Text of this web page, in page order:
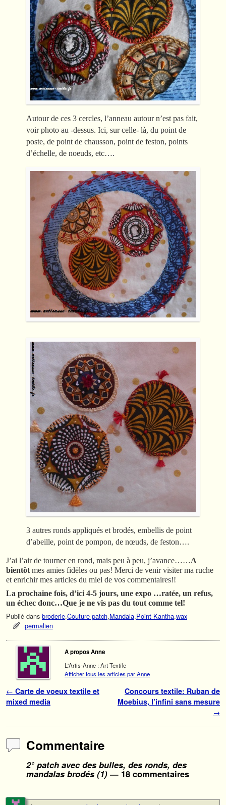
Autour de ces 3 cercles, l’anneau autour n’est pas fait,
voir photo au -dessus. Ici, sur celle- là, du point de
poste, de point de chausson, point de feston, points
d’échelle, de noeuds, etc….
3 autres ronds appliqués et brodés, embellis de point
d’abeille, point de pompon, de nœuds, de feston….
J’ai l’air de tourner en rond, mais peu à peu, j’avance……A
bientôt mes amies fidèles ou pas! Merci de venir visiter ma ruche
et enrichir mes articles du miel de vos commentaires!!
La prochaine fois, d’ici 4-5 jours, une expo …ratée, un refus,
un échec donc…Que je ne vis pas du tout comme tel!
Publié dans broderie,Couture patch,Mandala,Point Kantha,wax
permalien
A propos Anne
L'Artis-Anne : Art Textile
Afficher tous les articles par Anne
Navigation des articles
← Carte de voeux textile et
mixed media
Concours textile: Ruban de
Moebius, l’infini sans mesure
→
Commentaire
2° patch avec des bulles, des ronds, des
mandalas brodés (1)— 18 commentaires